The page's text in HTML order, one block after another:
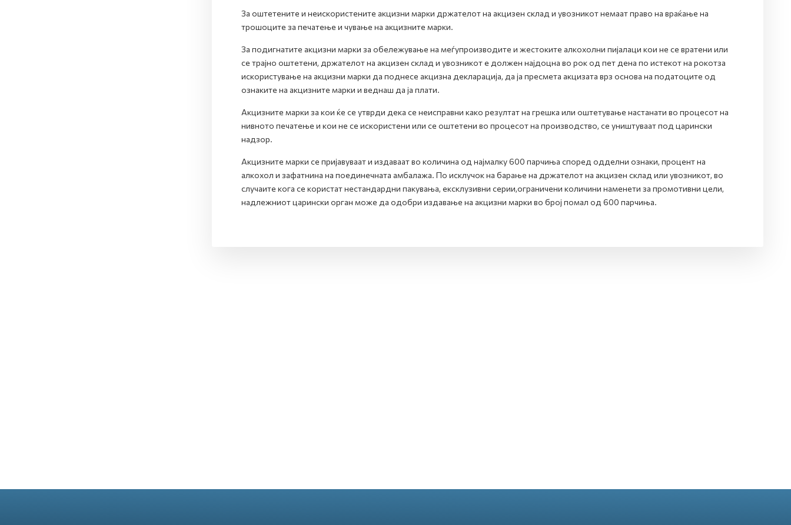
За оштетените и неискористените акцизни марки држателот на акцизен склад и увозникот немаат право на враќање на
трошоците за печатење и чување на акцизните марки.
За подигнатите акцизни марки за обележување на меѓупроизводите и жестоките алкохолни пијалаци кои не се вратени или
се трајно оштетени, држателот на акцизен склад и увозникот е должен најдоцна во рок од пет дена по истекот на рокотза
искористување на акцизни марки да поднесе акцизна декларација, да ја пресмета акцизата врз основа на податоците од
ознаките на акцизните марки и веднаш да ја плати.
Акцизните марки за кои ќе се утврди дека се неисправни како резултат на грешка или оштетување настанати во процесот на
нивното печатење и кои не се искористени или се оштетени во процесот на производство, се уништуваат под царински
надзор.
Акцизните марки се пријавуваат и издаваат во количина од најмалку 600 парчиња според одделни ознаки, процент на
алкохол и зафатнина на поединечната амбалажа. По исклучок на барање на држателот на акцизен склад или увозникот, во
случаите кога се користат нестандардни пакувања, ексклузивни серии,ограничени количини наменети за промотивни цели,
надлежниот царински орган може да одобри издавање на акцизни марки во број помал од 600 парчиња.